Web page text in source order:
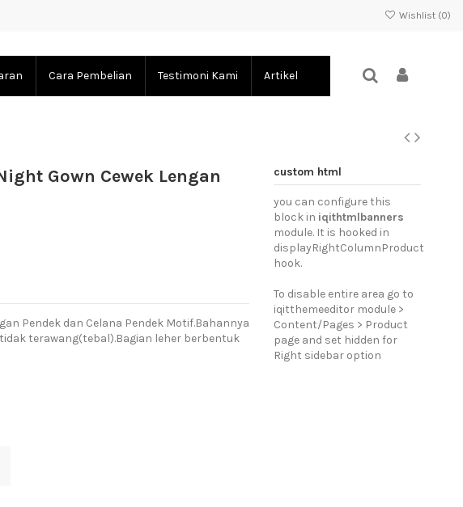
Wishlist (0)
Cara Pembelian Testimoni Kami Artikel
Gown Cewek Lengan
Pendek dan Celana Pendek Motif.Bahannya
terawang(tebal).Bagian leher berbentuk
custom html
you can configure this
block in iqithtmlbanners
module. It is hooked in
displayRightColumnProduct
hook.
To disable entire area go to
iqitthemeeditor module >
Content/Pages > Product
page and set hidden for
Right sidebar option